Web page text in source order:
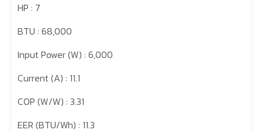
HP : 7
BTU : 68,000
Input Power (W) : 6,000
Current (A) : 11.1
COP (W/W) : 3.31
EER (BTU/Wh) : 11.3